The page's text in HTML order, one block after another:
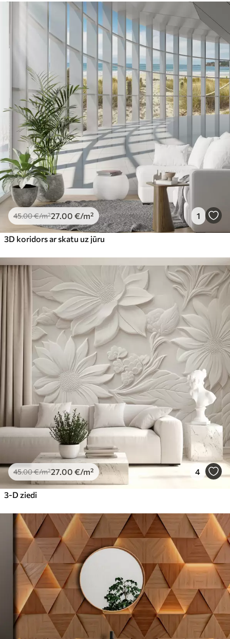
45.00€/m²27.00 €/m² 1
3D koridors ar skatu uz jūru
45.00€/m²27.00 €/m² 4
3-D ziedi